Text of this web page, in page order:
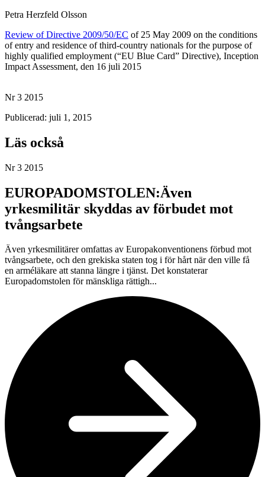
Petra Herzfeld Olsson
Review of Directive 2009/50/EC of 25 May 2009 on the conditions
of entry and residence of third-country nationals for the purpose of
highly qualified employment (“EU Blue Card” Directive), Inception
Impact Assessment, den 16 juli 2015
Nr 3 2015
Publicerad: juli 1, 2015
Läs också
Nr 3 2015
EUROPADOMSTOLEN:Även
yrkesmilitär skyddas av förbudet mot
tvångsarbete
Även yrkesmilitärer omfattas av Europakonventionens förbud mot
tvångsarbete, och den grekiska staten tog i för hårt när den ville få
en arméläkare att stanna längre i tjänst. Det konstaterar
Europadomstolen för mänskliga rättigh...